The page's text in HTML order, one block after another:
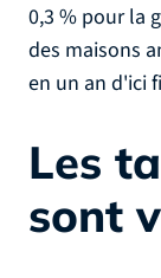
0,3 % pour la
des maisons
en un an d'ici
Les
sont